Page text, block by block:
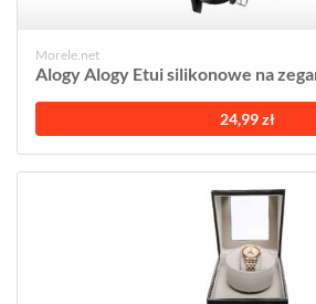
Morele.net
Alogy Alogy Etui silikonowe na
24,99 zł